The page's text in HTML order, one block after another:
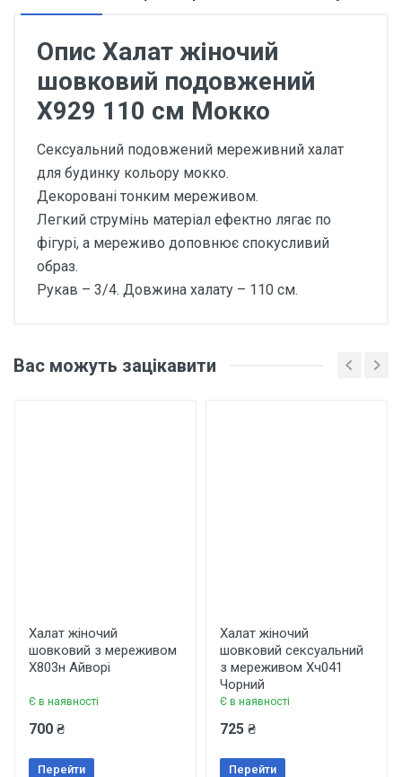
Опис Халат жіночий
шовковий подовжений
Х929 110 см Мокко
Сексуальний подовжений мереживний халат
для будинку кольору мокко.
Декоровані тонким мереживом.
Легкий струмінь матеріал ефектно лягає по
фігурі, а мереживо доповнює спокусливий
образ.
Рукав – 3/4. Довжина халату – 110 см.
Не еластичний
Колір
Мокко
Бренд
MiaNaGreen
подовжений Х929 110 см
Рейтинг
Ваше ім'я
Вас можуть зацікавити
Халат жіночий
шовковий з мереживом
Х803н Айворі
Є в наявності
700 ₴
Перейти
Халат жіночий
шовковий сексуальний
з мереживом Хч041
Чорний
Є в наявності
725 ₴
Перейти